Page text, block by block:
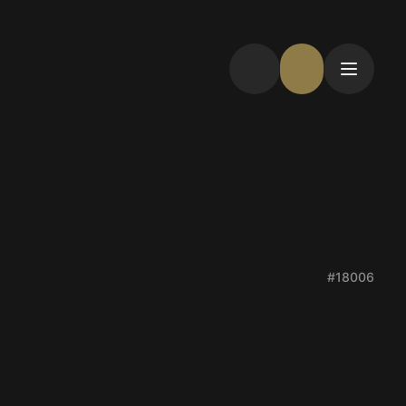
#18006